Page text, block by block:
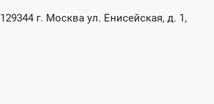
129344 г. Москва ул. Енисейская, д. 1,